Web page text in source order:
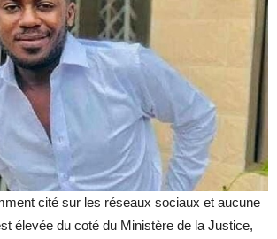
cité sur les réseaux sociaux et aucune
élevée du coté du Ministère de la Justice,